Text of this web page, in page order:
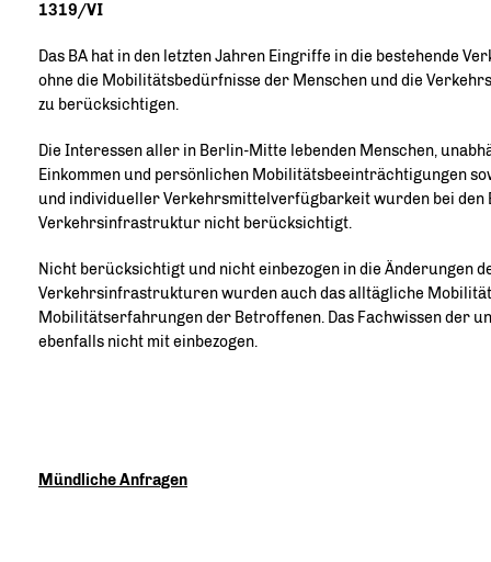
1319/VI
Das BA hat in den letzten Jahren Eingriffe in die bestehende
ohne die Mobilitätsbedürfnisse der Menschen und die
zu berücksichtigen.
Die Interessen aller in Berlin-Mitte lebenden Menschen,
Einkommen und persönlichen Mobilitätsbeeinträchtigungen
und individueller Verkehrsmittelverfügbarkeit wurden bei den
Verkehrsinfrastruktur nicht berücksichtigt.
Nicht berücksichtigt und nicht einbezogen in die Änderungen
Verkehrsinfrastrukturen wurden auch das alltägliche
Mobilitätserfahrungen der Betroffenen. Das Fachwissen der
ebenfalls nicht mit einbezogen.
Mündliche Anfragen